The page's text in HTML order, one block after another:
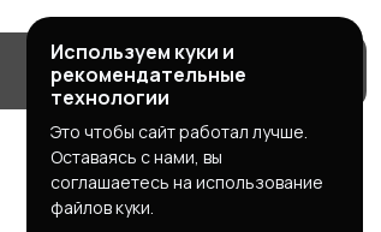
Используем куки и
рекомендательные
технологии
Это чтобы сайт работал лучше.
Оставаясь с нами, вы
соглашаетесь на использование
файлов куки.